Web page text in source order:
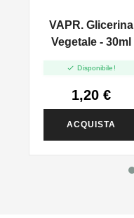
VAPR. Glicerina
Vegetale - 30ml
 Disponibile!
1,20 €
ACQUISTA